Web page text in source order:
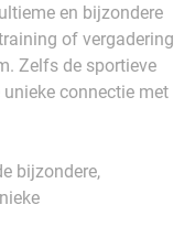
en bijzondere
of vergadering
Zelfs de sportieve
connectie met
bijzondere,